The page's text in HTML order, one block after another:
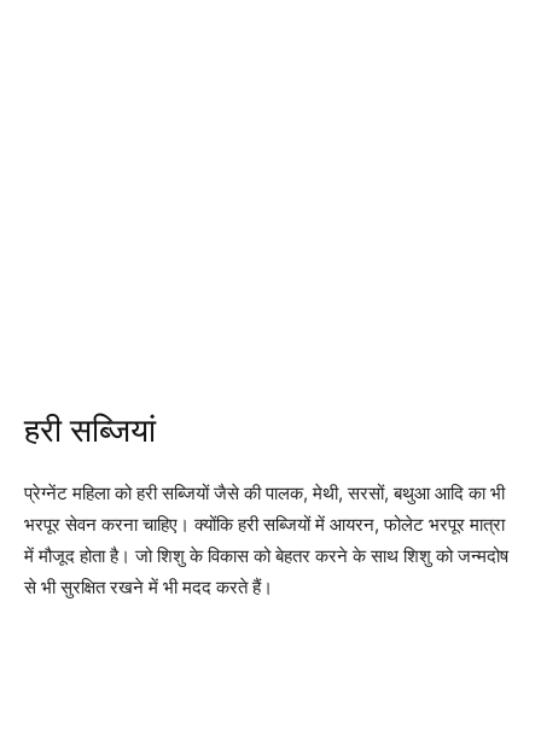
हरी सब्जियां
प्रेग्नेंट महिला को हरी सब्जियों जैसे की पालक, मेथी, सरसों, बथुआ आदि का भी
भरपूर सेवन करना चाहिए। क्योंकि हरी सब्जियों में आयरन, फोलेट भरपूर मात्रा
में मौजूद होता है। जो शिशु के विकास को बेहतर करने के साथ शिशु को जन्मदोष
से भी सुरक्षित रखने में भी मदद करते हैं।